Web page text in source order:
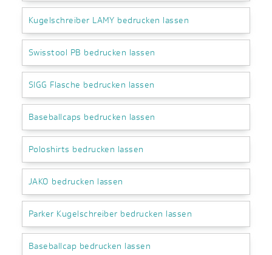
Kugelschreiber LAMY bedrucken lassen
Swisstool PB bedrucken lassen
SIGG Flasche bedrucken lassen
Baseballcaps bedrucken lassen
Poloshirts bedrucken lassen
JAKO bedrucken lassen
Parker Kugelschreiber bedrucken lassen
Baseballcap bedrucken lassen